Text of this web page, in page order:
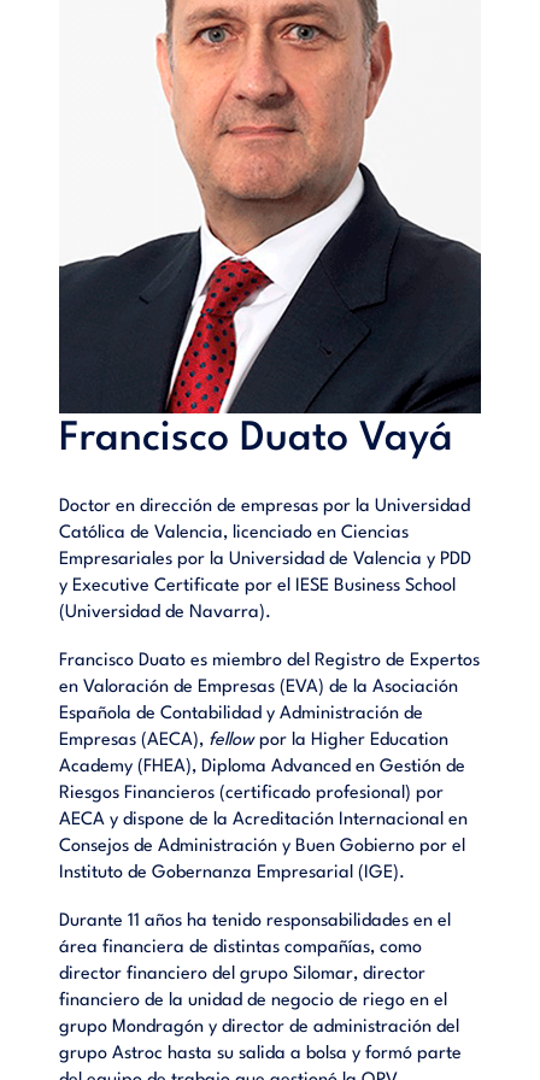
Francisco Duato Vayá
Doctor en dirección de empresas por la Universidad
Católica de Valencia, licenciado en Ciencias
Empresariales por la Universidad de Valencia y PDD
y Executive Certificate por el IESE Business School
(Universidad de Navarra).
Francisco Duato es miembro del Registro de Expertos
en Valoración de Empresas (EVA) de la Asociación
Española de Contabilidad y Administración de
Empresas (AECA), fellowpor la Higher Education
Academy (FHEA), Diploma Advanced en Gestión de
Riesgos Financieros (certificado profesional) por
AECA y dispone de la Acreditación Internacional en
Consejos de Administración y Buen Gobierno por el
Instituto de Gobernanza Empresarial (IGE).
Durante 11 años ha tenido responsabilidades en el
área financiera de distintas compañías, como
director financiero del grupo Silomar, director
financiero de la unidad de negocio de riego en el
grupo Mondragón y director de administración del
grupo Astroc hasta su salida a bolsa y formó parte